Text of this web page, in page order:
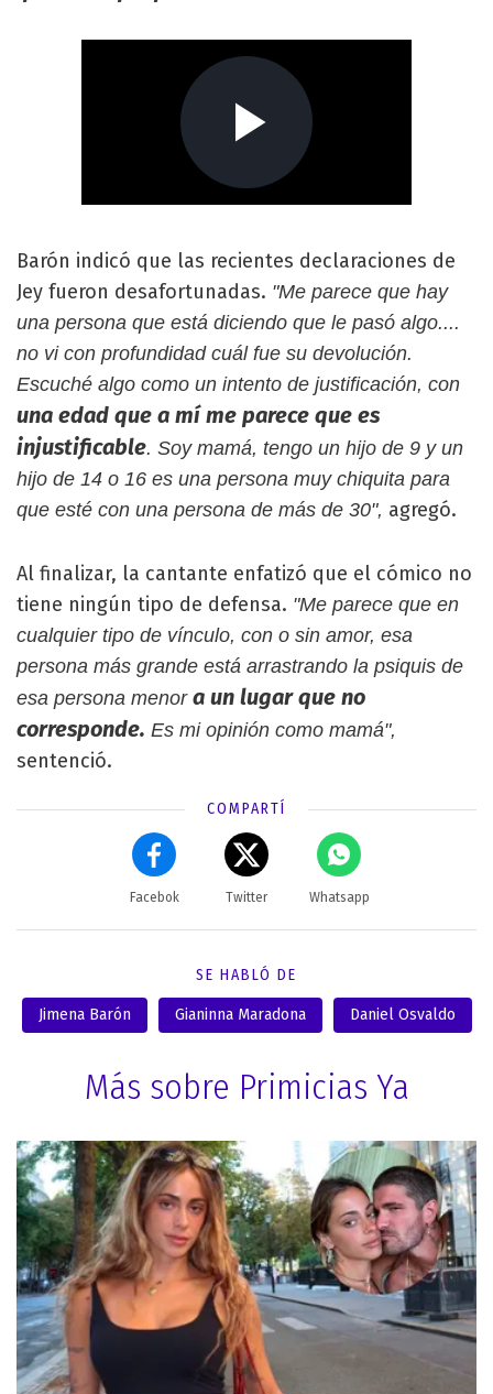
Barón indicó que las recientes declaraciones de
Jey fueron desafortunadas. "Me parece que hay
una persona que está diciendo que le pasó algo....
no vi con profundidad cuál fue su devolución.
Escuché algo como un intento de justificación, con
una edad que a mí me parece que es
injustificable. Soy mamá, tengo un hijo de 9 y un
hijo de 14 o 16 es una persona muy chiquita para
que esté con una persona de más de 30", agregó.
Al finalizar, la cantante enfatizó que el cómico no
tiene ningún tipo de defensa. "Me parece que en
cualquier tipo de vínculo, con o sin amor, esa
persona más grande está arrastrando la psiquis de
esa persona menor a un lugar que no
corresponde. Es mi opinión como mamá",
sentenció.
COMPARTÍ
Facebok Twitter Whatsapp
SE HABLÓ DE
Jimena Barón Gianinna Maradona Daniel Osvaldo
Más sobre Primicias Ya